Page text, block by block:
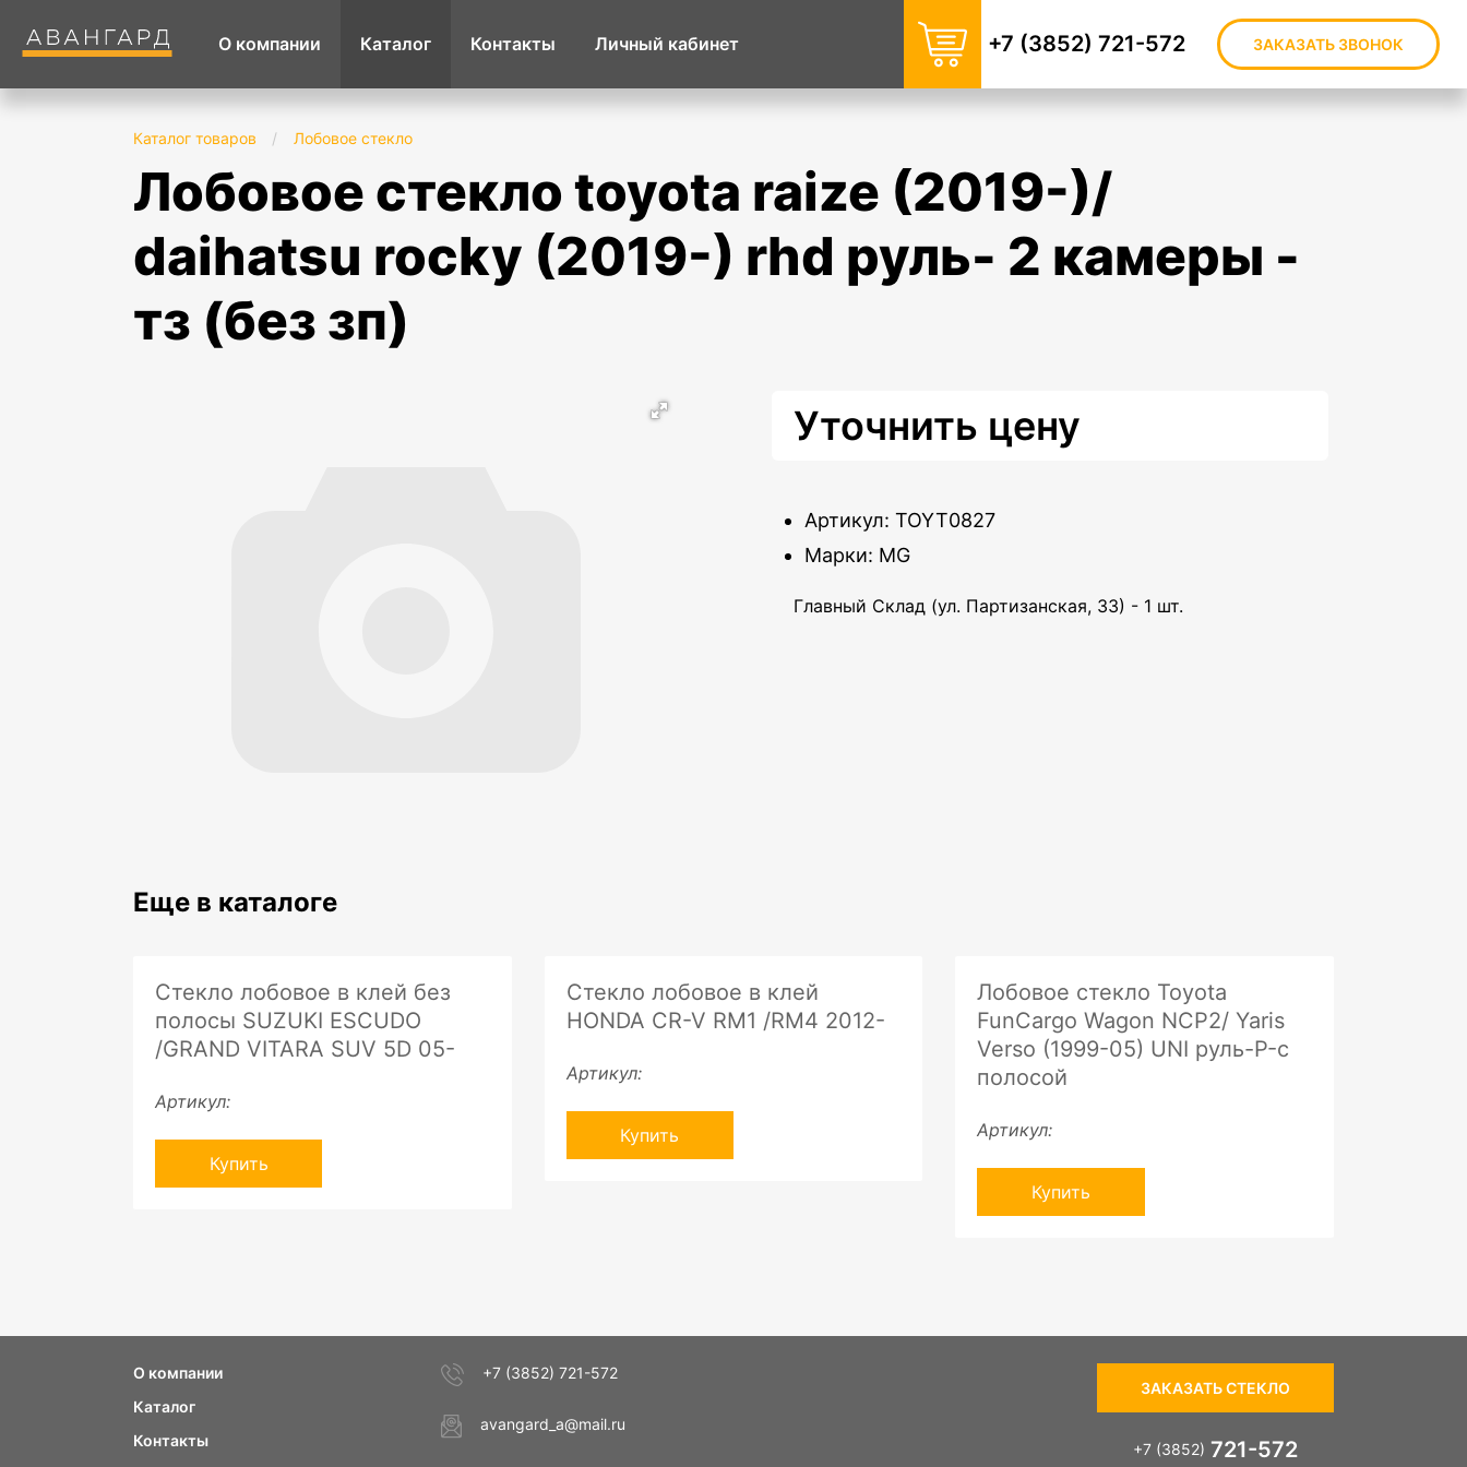
О компании Каталог Контакты Личный кабинет +7 (3852) 721-572 ЗАКАЗАТЬ ЗВОНОК
Каталог товаров / Лобовое стекло
лобовое стекло toyota raize (2019-)/
daihatsu rocky (2019-) rhd руль- 2 камеры -
тз (без зп)
Уточнить цену
Артикул: TOYT0827
Марки: MG
Главный Склад (ул. Партизанская, 33) - 1 шт.
Еще в каталоге
Стекло лобовое в клей без
полосы SUZUKI ESCUDO
/GRAND VITARA SUV 5D 05-
Артикул:
Купить
Стекло лобовое в клей
HONDA CR-V RM1 /RM4 2012-
Артикул:
Купить
Лобовое стекло Toyota
FunCargo Wagon NCP2/ Yaris
Verso (1999-05) UNI руль-P-с
полосой
Артикул:
Купить
О компании
Каталог
Контакты
+7 (3852) 721-572
avangard_a@mail.ru
ЗАКАЗАТЬ СТЕКЛО
+7 (3852) 721-572